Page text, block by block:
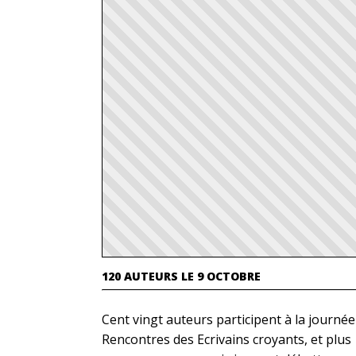
120 AUTEURS LE 9 OCTOBRE
Cent vingt auteurs participent à la
Rencontres des Ecrivains croyants, et plus